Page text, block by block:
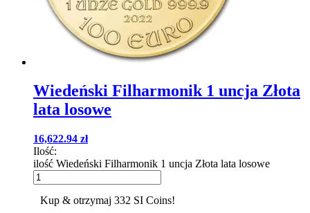
Wiedeński Filharmonik 1 uncja Złota
lata losowe
16,622.94 zł
Ilość:
ilość Wiedeński Filharmonik 1 uncja Złota lata losowe
Kup & otrzymaj 332 SI Coins!